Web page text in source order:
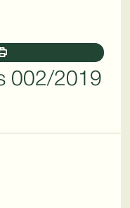
002/2019